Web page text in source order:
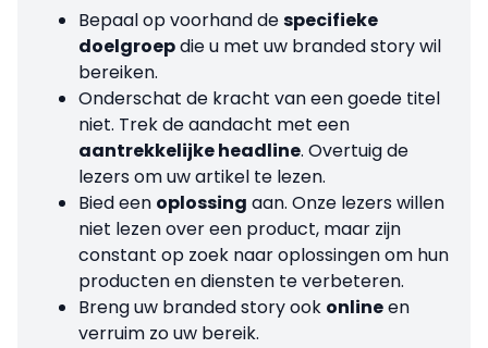
Bepaal op voorhand despecifieke
doelgroepdie u met uw branded story wil
bereiken.
Onderschat de kracht van een goede titel
niet. Trek de aandacht met een
aantrekkelijke headline. Overtuig de
lezers om uw artikel te lezen.
Bied een oplossing aan. Onze lezers willen
niet lezen over een product, maar zijn
constant op zoek naar oplossingen om hun
producten en diensten te verbeteren.
Breng uw branded story ook onlineen
verruim zo uw bereik.